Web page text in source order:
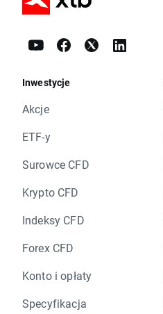
Inwestycje
Akcje
ETF-y
Surowce CFD
Krypto CFD
Indeksy CFD
Forex CFD
Konto i opłaty
Specyfikacja